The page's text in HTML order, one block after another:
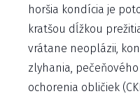
horšia kondícia je
kratšou dĺžkou
vrátane neoplázii,
zlyhania,
ochorenia obličiek